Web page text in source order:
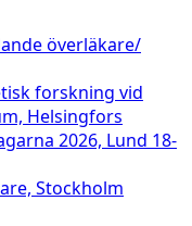
överläkare/
forskning vid
Helsingfors
2026, Lund 18-
Stockholm